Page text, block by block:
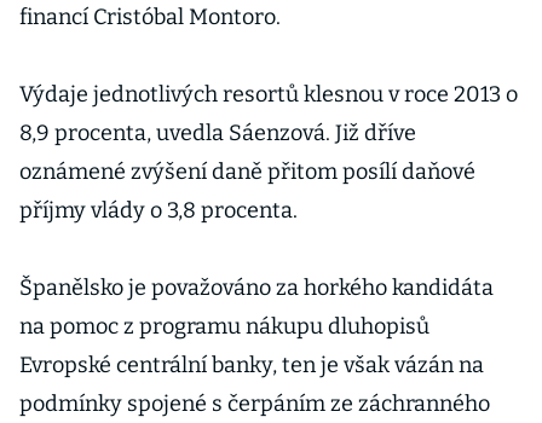
financí Cristóbal Montoro.
Výdaje jednotlivých resortů klesnou v roce 2013 o
8,9 procenta, uvedla Sáenzová. Již dříve
oznámené zvýšení daně přitom posílí daňové
příjmy vlády o 3,8 procenta.
Španělsko je považováno za horkého kandidáta
na pomoc z programu nákupu dluhopisů
Evropské centrální banky, ten je však vázán na
podmínky spojené s čerpáním ze záchranného